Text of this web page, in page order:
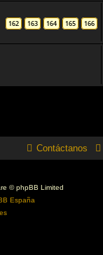
162 163 164 165 166
Contáctanos
© phpBB Limited
España